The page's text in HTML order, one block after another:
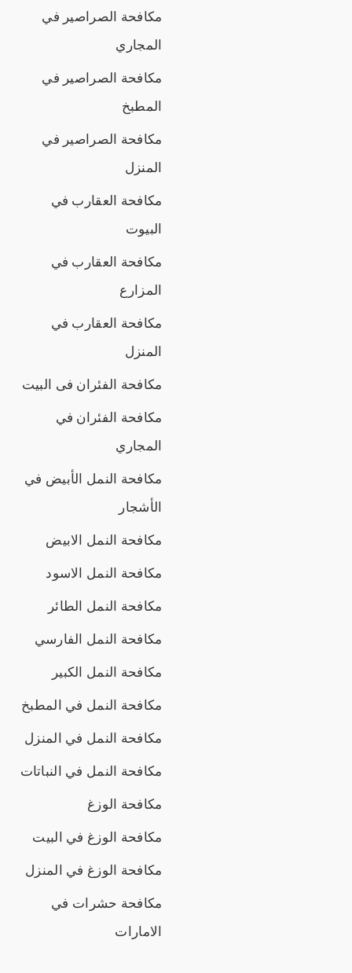
مكافحة الصراصير في
المجاري
مكافحة الصراصير في
المطبخ
مكافحة الصراصير في
المنزل
مكافحة العقارب في
البيوت
مكافحة العقارب في
المزارع
مكافحة العقارب في
المنزل
مكافحة الفئران فى البيت
مكافحة الفئران في
المجاري
مكافحة النمل الأبيض في
الأشجار
مكافحة النمل الابيض
مكافحة النمل الاسود
مكافحة النمل الطائر
مكافحة النمل الفارسي
مكافحة النمل الكبير
مكافحة النمل في المطبخ
مكافحة النمل في المنزل
مكافحة النمل في النباتات
مكافحة الوزغ
مكافحة الوزغ في البيت
مكافحة الوزغ في المنزل
مكافحة حشرات في
الامارات